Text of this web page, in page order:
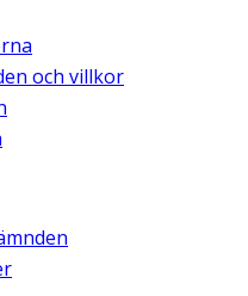
och villkor